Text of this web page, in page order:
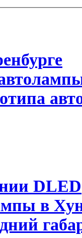
DLED
в